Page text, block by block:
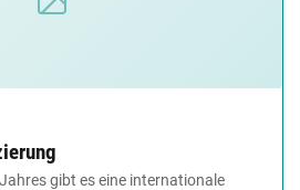
gibt es eine internationale